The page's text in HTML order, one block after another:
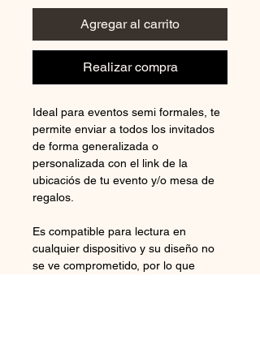
Agregar al carrito
Realizar compra
Ideal para eventos semi formales, te
permite enviar a todos los invitados
de forma generalizada o
personalizada con el link de la
ubicaciós de tu evento y/o mesa de
regalos.
Es compatible para lectura en
cualquier dispositivo y su diseño no
se ve comprometido, por lo que